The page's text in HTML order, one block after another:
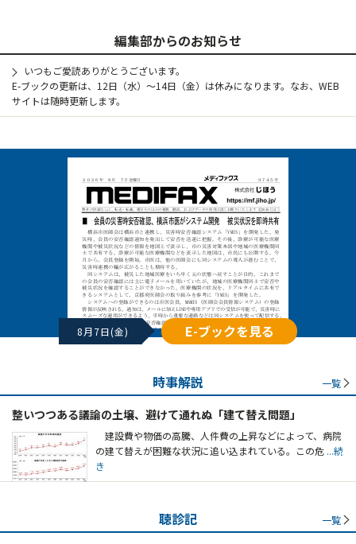
編集部からのお知らせ
いつもご愛読ありがとうございます。
E-ブックの更新は、12日（水）～14日（金）は休みになります。なお、WEB
サイトは随時更新します。
8月7日(金) E-ブックを見る
時事解説 一覧
整いつつある議論の土壌、避けて通れぬ「建て替え問題」
建設費や物価の高騰、人件費の上昇などによって、病院
の建て替えが困難な状況に追い込まれている。この危 ...続
き
聴診記 一覧